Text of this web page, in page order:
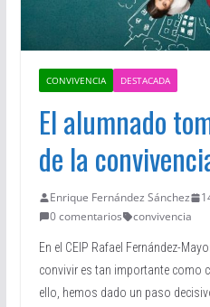
CONVIVENCIA DESTACADA
El alumnado
de la
Enrique Fernández Sánchez
0 comentarios
convivencia
En el CEIP Rafael Fernández-
convivir es tan importante como
ello, hemos dado un paso